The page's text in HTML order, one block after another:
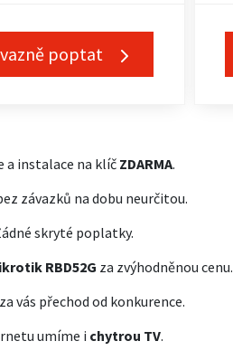
poptat
a instalace na klíč ZDARMA.
závazků na dobu neurčitou.
skryté poplatky.
RBD52G za zvýhodněnou cenu.
vás přechod od konkurence.
umíme i chytrou TV.